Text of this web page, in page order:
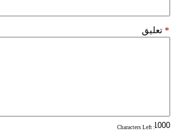
تعليق *
: Characters Left